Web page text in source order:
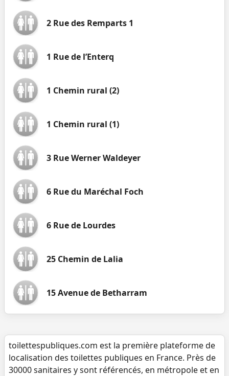
2 Rue des Remparts 1
1 Rue de l’Enterq
1 Chemin rural (2)
1 Chemin rural (1)
3 Rue Werner Waldeyer
6 Rue du Maréchal Foch
6 Rue de Lourdes
25 Chemin de Lalia
15 Avenue de Betharram
toilettespubliques.com est la première plateforme de
localisation des toilettes publiques en France. Près de
30000 sanitaires y sont référencés, en métropole et en